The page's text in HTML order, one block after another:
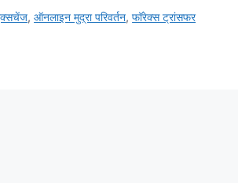
,ऑनलाइन मुद्रा परिवर्तन,फॉरेक्स ट्रांसफर